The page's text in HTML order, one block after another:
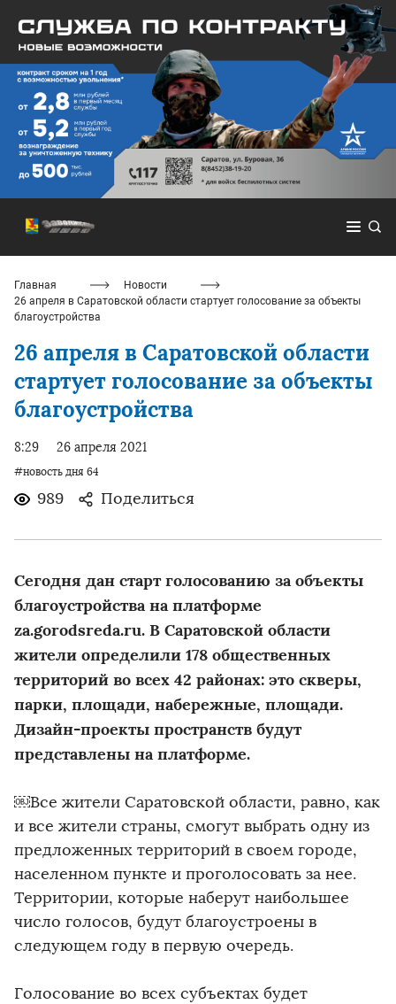
Главная
Новости
26 апреля в Саратовской области стартует голосование за объекты
благоустройства
26 апреля в Саратовской области
стартует голосование за объекты
благоустройства
8:29 26 апреля 2021
#новость дня 64
989 Поделиться
Сегодня дан старт голосованию за объекты
благоустройства на платформе
za.gorodsreda.ru. В Саратовской области
жители определили 178 общественных
территорий во всех 42 районах: это скверы,
парки, площади, набережные, площади.
Дизайн-проекты пространств будут
представлены на платформе.
￼Все жители Саратовской области, равно, как
и все жители страны, смогут выбрать одну из
предложенных территорий в своем городе,
населенном пункте и проголосовать за нее.
Территории, которые наберут наибольшее
число голосов, будут благоустроены в
следующем году в первую очередь.
Голосование во всех субъектах будет